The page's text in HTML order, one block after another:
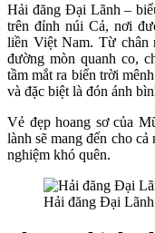
Hải đăng Đại Lãnh –
trên đỉnh núi Cả, nơi
liền Việt Nam. Từ chân
đường mòn quanh co,
tầm mắt ra biển trời
và đặc biệt là đón ánh
Vẻ đẹp hoang sơ của
lành sẽ mang đến cho
nghiệm khó quên.
Hải đăng Đại